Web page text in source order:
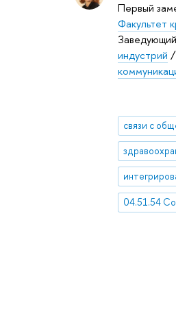
Первый
Факультет
индустрий /
связи с